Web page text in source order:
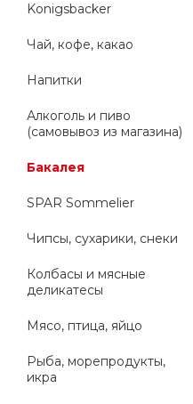
Konigsbacker
Чай, кофе, какао
Напитки
Алкоголь и пиво
(самовывоз из магазина)
Бакалея
SPAR Sommelier
Чипсы, сухарики, снеки
Колбасы и мясные
деликатесы
Мясо, птица, яйцо
Рыба, морепродукты,
икра